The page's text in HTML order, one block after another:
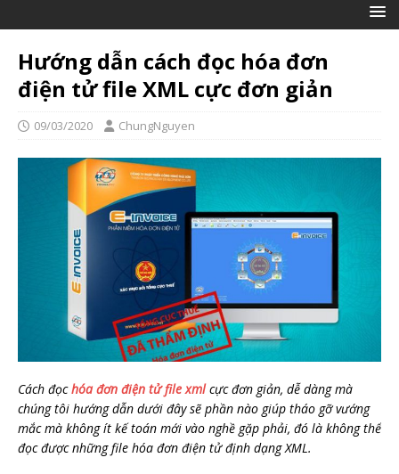
Hướng dẫn cách đọc hóa đơn
điện tử file XML cực đơn giản
09/03/2020 ChungNguyen
Cách đọchóa đơn điện tử file xmlcực đơn giản, dễ dàng mà
chúng tôi hướng dẫn dưới đây sẽ phần nào giúp tháo gỡ vướng
mắc mà không ít kế toán mới vào nghề gặp phải, đó là không thể
đọc được những file hóa đơn điện tử định dạng XML.